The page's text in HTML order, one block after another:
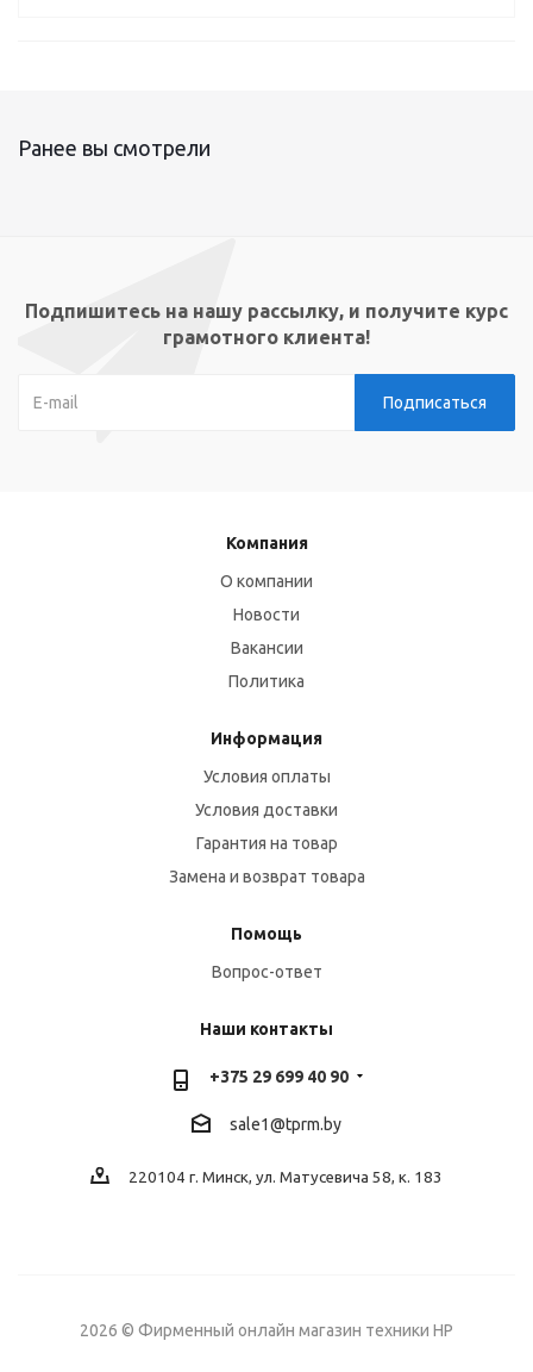
Ранее вы смотрели
Подпишитесь на нашу рассылку, и получите курс
грамотного клиента!
Компания
О компании
Новости
Вакансии
Политика
Информация
Условия оплаты
Условия доставки
Гарантия на товар
Замена и возврат товара
Помощь
Вопрос-ответ
Наши контакты
+375 29 699 40 90
sale1@tprm.by
220104 г. Минск, ул. Матусевича 58, к. 183
2026 © Фирменный онлайн магазин техники HP